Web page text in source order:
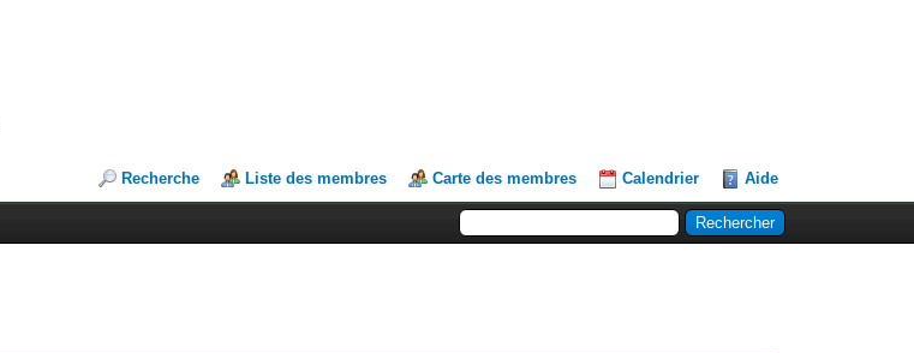
Recherche Liste des membres Carte des membres Calendrier Aide